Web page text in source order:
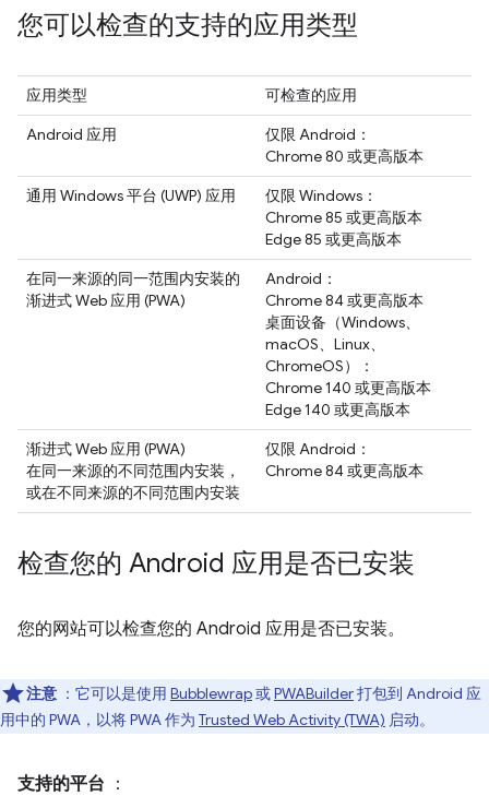
您可以检查的支持的应用类型
应用类型
可检查的应用
Android 应用
仅限 Android：
Chrome 80 或更高版本
通用 Windows 平台 (UWP) 应用
仅限 Windows：
Chrome 85 或更高版本
Edge 85 或更高版本
在同一来源的同一范围内安装的
渐进式 Web 应用 (PWA)
Android：
Chrome 84 或更高版本
桌面设备（Windows、
macOS、Linux、
ChromeOS）：
Chrome 140 或更高版本
Edge 140 或更高版本
渐进式 Web 应用 (PWA)
在同一来源的不同范围内安装，
或在不同来源的不同范围内安装
仅限 Android：
Chrome 84 或更高版本
检查您的 Android 应用是否已安装
您的网站可以检查您的 Android 应用是否已安装。
注意 ：它可以是使用 Bubblewrap或PWABuilder打包到 Android 应
用中的 PWA，以将 PWA 作为 Trusted Web Activity (TWA) 启动。
支持的平台 ：